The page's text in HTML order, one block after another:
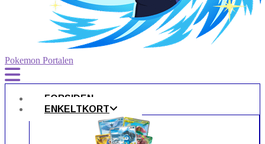
Pokemon Portalen
FORSIDEN
ENKELTKORT